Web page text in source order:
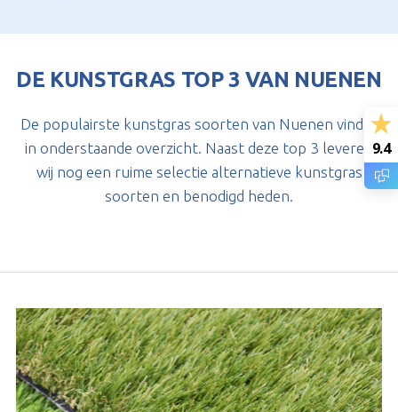
DE KUNSTGRAS TOP 3 VAN NUENEN
De populairste kunstgras soorten van Nuenen vind je
in onderstaande overzicht. Naast deze top 3 leveren
wij nog een ruime selectie alternatieve kunstgras
soorten en benodigd heden.
9.4